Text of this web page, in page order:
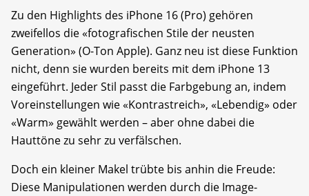
Zu den Highlights des iPhone 16 (Pro) gehören
zweifellos die «fotografischen Stile der neusten
Generation» (O-Ton Apple). Ganz neu ist diese Funktion
nicht, denn sie wurden bereits mit dem iPhone 13
eingeführt. Jeder Stil passt die Farbgebung an, indem
Voreinstellungen wie «Kontrastreich», «Lebendig» oder
«Warm» gewählt werden – aber ohne dabei die
Hauttöne zu sehr zu verfälschen.
Doch ein kleiner Makel trübte bis anhin die Freude:
Diese Manipulationen werden durch die Image-